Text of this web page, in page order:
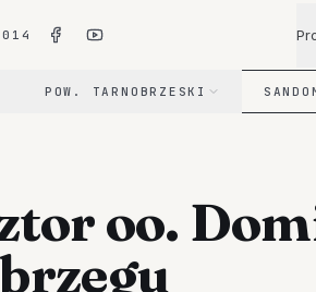
POW. TARNOBRZESKI
oo.